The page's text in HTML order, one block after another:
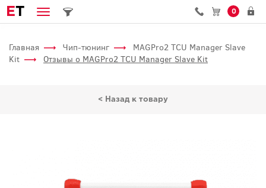
ET 0
Главная Чип-тюнинг
MAGPro2 TCU Manager Slave
Kit
Отзывы о MAGPro2 TCU Manager Slave Kit
< Назад к товару